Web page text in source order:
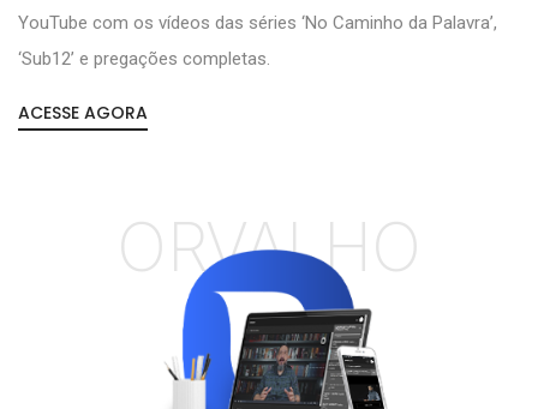
YouTube com os vídeos das séries ‘No Caminho da Palavra’,
‘Sub12’ e pregações completas.
ACESSE AGORA
ORVALHO